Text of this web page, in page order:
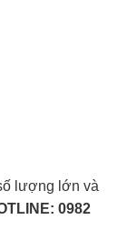
lượng lớn và
0982